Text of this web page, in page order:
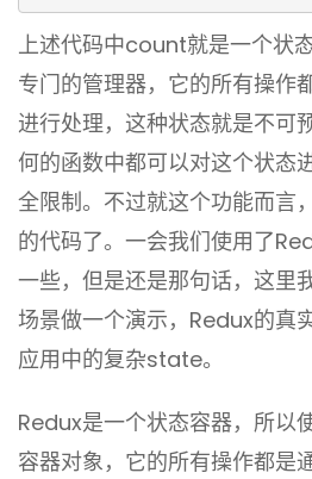
上述代码中count就是一个状
专门的管理器，它的所有操作
进行处理，这种状态就是不可
何的函数中都可以对这个状态
全限制。不过就这个功能而言
的代码了。一会我们使用了
一些，但是还是那句话，这里
场景做一个演示，Redux的真
应用中的复杂state。
Redux是一个状态容器，所以
容器对象，它的所有操作都是